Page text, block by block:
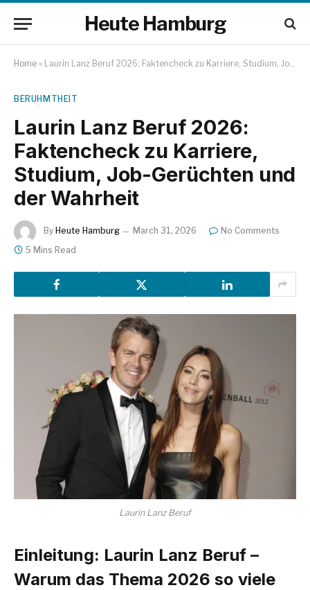
Heute Hamburg
Home » Laurin Lanz Beruf 2026: Faktencheck zu Karriere, Studium, Job-Gerüchten und der Wahrheit
BERUHMTHEIT
Laurin Lanz Beruf 2026:
Faktencheck zu Karriere,
Studium, Job-Gerüchten und
der Wahrheit
By Heute Hamburg March 31, 2026
No Comments
5 Mins Read
Laurin Lanz Beruf
Einleitung: Laurin Lanz Beruf –
Warum das Thema 2026 so viele